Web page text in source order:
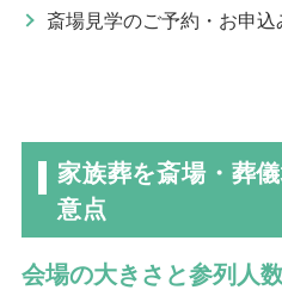
斎場見学のご予約・お申込
家族葬を斎場・葬
意点
会場の大きさと参列人